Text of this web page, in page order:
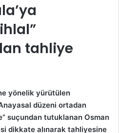
tahliye
yönelik yürütülen
düzeni ortadan
suçundan tutuklanan Osman
dikkate alınarak tahliyesine